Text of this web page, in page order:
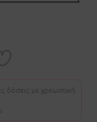
δόσεις με χρεωστική